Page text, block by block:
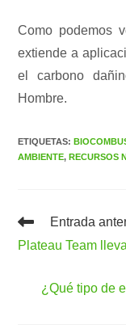
Como podemos
extiende a
el carbono
Hombre.
ETIQUETAS:
AMBIENTE, RECURSOS
Leer
artículos
Entrada
Plateau Team
¿Qué tipo de